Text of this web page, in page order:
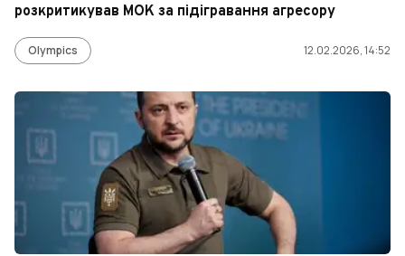
розкритикував МОК за підігравання агресору
Olympics 12.02.2026, 14:52